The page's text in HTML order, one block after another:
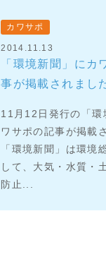
カワサポ
2014.11.13
「環境新聞」にカ
事が掲載されまし
11月12日発行の「環
ワサポの記事が掲載
「環境新聞」は環境
して、大気・水質・
防止...